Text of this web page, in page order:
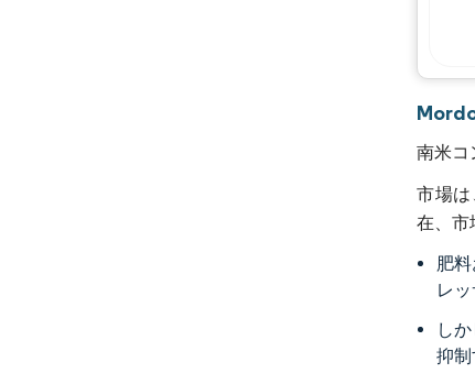
南米コ
市場
在、市
肥
レ
し
抑制